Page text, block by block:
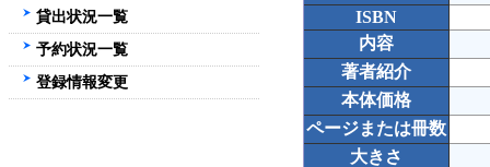
ISBN
内容
著者紹介
本体価格
ページまたは冊数
大きさ
貸出状況一覧
予約状況一覧
登録情報変更